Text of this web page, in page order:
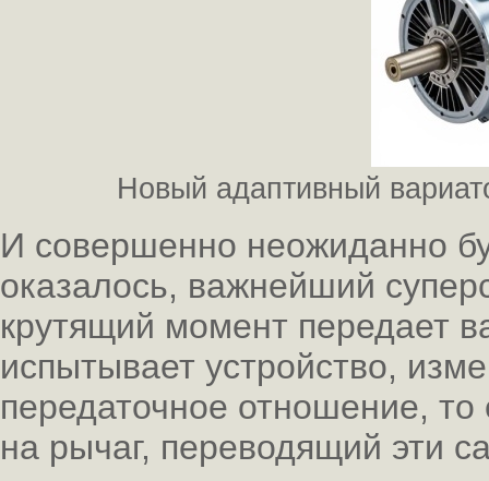
Новый адаптивный
И совершенно неожиданно
оказалось, важнейший
крутящий момент передает
испытывает устройство,
передаточное отношение, то
на рычаг, переводящий эти